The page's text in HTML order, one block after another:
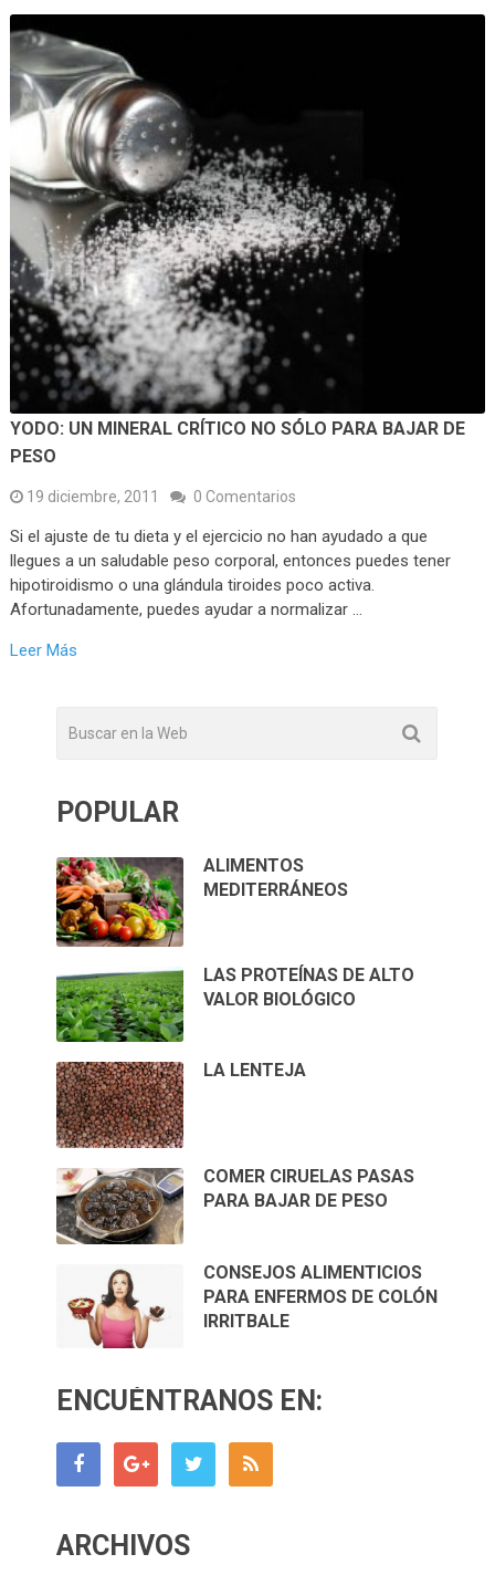
YODO: UN MINERAL CRÍTICO NO SÓLO PARA BAJAR DE
PESO
19 diciembre, 2011 0 Comentarios
Si el ajuste de tu dieta y el ejercicio no han ayudado a que
llegues a un saludable peso corporal, entonces puedes tener
hipotiroidismo o una glándula tiroides poco activa.
Afortunadamente, puedes ayudar a normalizar …
Leer Más
POPULAR
ALIMENTOS
MEDITERRÁNEOS
LAS PROTEÍNAS DE ALTO
VALOR BIOLÓGICO
LA LENTEJA
COMER CIRUELAS PASAS
PARA BAJAR DE PESO
CONSEJOS ALIMENTICIOS
PARA ENFERMOS DE COLÓN
IRRITBALE
ENCUÉNTRANOS EN:
ARCHIVOS